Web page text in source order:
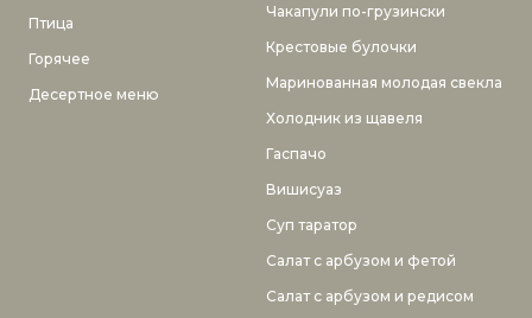
Птица
Горячее
Десертное меню
Чакапули по-грузински
Крестовые булочки
Маринованная молодая свекла
Холодник из щавеля
Гаспачо
Вишисуаз
Суп таратор
Салат с арбузом и фетой
Салат с арбузом и редисом